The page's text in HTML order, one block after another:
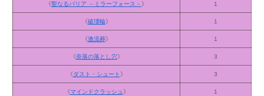
《聖なるバリア －ミラーフォース－ 》 1
《破壊輪》 1
《激流葬》 1
《奈落の落とし穴》 3
《ダスト・シュート》 3
《マインドクラッシュ 》 1